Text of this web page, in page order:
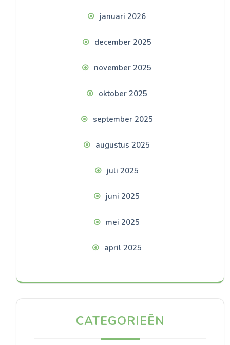
januari 2026
december 2025
november 2025
oktober 2025
september 2025
augustus 2025
juli 2025
juni 2025
mei 2025
april 2025
CATEGORIEËN